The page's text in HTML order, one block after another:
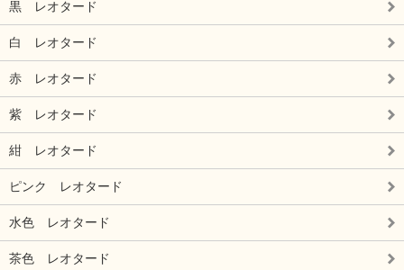
黒 レオタード
白 レオタード
赤 レオタード
紫 レオタード
紺 レオタード
ピンク レオタード
水色 レオタード
茶色 レオタード